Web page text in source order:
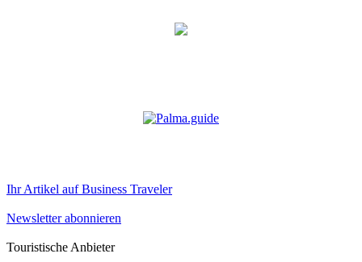
Ihr Artikel auf Business Traveler
Newsletter abonnieren
Touristische Anbieter